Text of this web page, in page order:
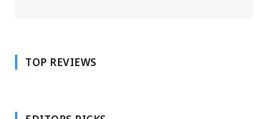
TOP REVIEWS